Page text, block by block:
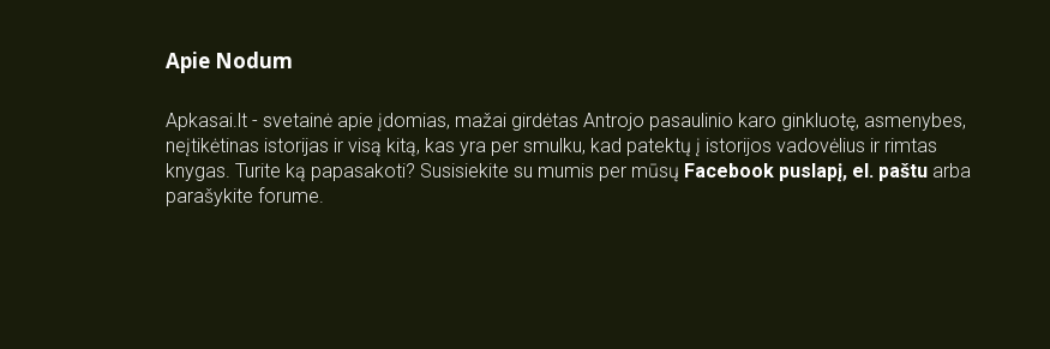
Apie Nodum
Apkasai.lt - svetainė apie įdomias, mažai girdėtas Antrojo pasaulinio karo ginkluotę, asmenybes,
neįtikėtinas istorijas ir visą kitą, kas yra per smulku, kad patektų į istorijos vadovėlius ir rimtas
knygas. Turite ką papasakoti? Susisiekite su mumis per mūsų Facebook puslapį, el. paštu arba
parašykite forume.